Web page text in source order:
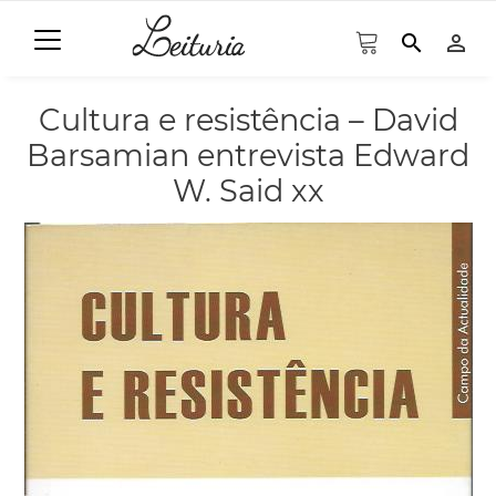
search person_outline
Cultura e resistência – David
Barsamian entrevista Edward
W. Said xx